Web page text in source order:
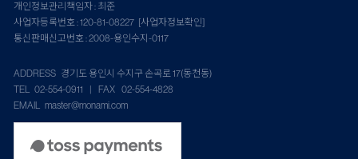
개인정보관리책임자 : 최준
사업자등록번호 : 120-81-08227 [사업자정보확인]
통신판매신고번호 : 2008-용인수지-0117
ADDRESS 경기도 용인시 수지구 손곡로 17(동천동)
TEL 02-554-0911 | FAX 02-554-4828
EMAIL master@monami.com